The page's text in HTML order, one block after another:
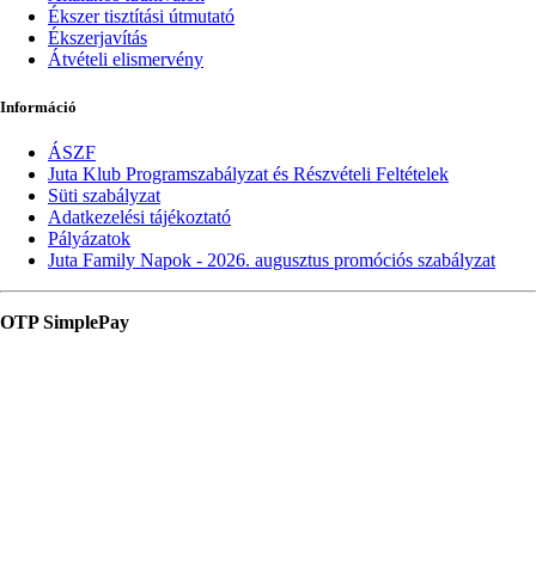
Ékszer tisztítási útmutató
Ékszerjavítás
Átvételi elismervény
Információ
ÁSZF
Juta Klub Programszabályzat és Részvételi Feltételek
Süti szabályzat
Adatkezelési tájékoztató
Pályázatok
Juta Family Napok - 2026. augusztus promóciós szabályzat
OTP SimplePay